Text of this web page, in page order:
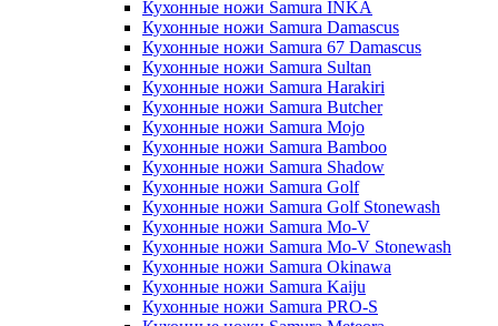
Кухонные ножи Samura INKA
Кухонные ножи Samura Damascus
Кухонные ножи Samura 67 Damascus
Кухонные ножи Samura Sultan
Кухонные ножи Samura Harakiri
Кухонные ножи Samura Butcher
Кухонные ножи Samura Mojo
Кухонные ножи Samura Bamboo
Кухонные ножи Samura Shadow
Кухонные ножи Samura Golf
Кухонные ножи Samura Golf Stonewash
Кухонные ножи Samura Mo-V
Кухонные ножи Samura Mo-V Stonewash
Кухонные ножи Samura Okinawa
Кухонные ножи Samura Kaiju
Кухонные ножи Samura PRO-S